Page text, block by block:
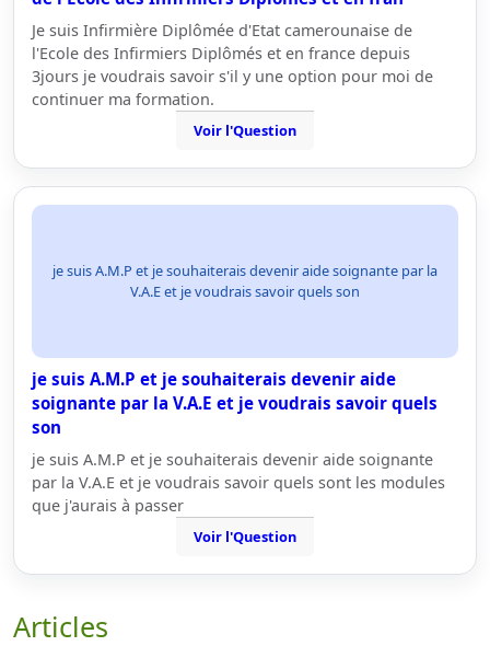
Je suis Infirmière Diplômée d'Etat camerounaise de
l'Ecole des Infirmiers Diplômés et en france depuis
3jours je voudrais savoir s'il y une option pour moi de
continuer ma formation.
Voir l'Question
je suis A.M.P et je souhaiterais devenir aide soignante par la
V.A.E et je voudrais savoir quels son
je suis A.M.P et je souhaiterais devenir aide
soignante par la V.A.E et je voudrais savoir quels
son
je suis A.M.P et je souhaiterais devenir aide soignante
par la V.A.E et je voudrais savoir quels sont les modules
que j'aurais à passer
Voir l'Question
Articles